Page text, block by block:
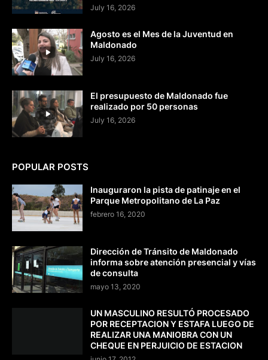
July 16, 2026
Agosto es el Mes de la Juventud en
Maldonado
July 16, 2026
El presupuesto de Maldonado fue
realizado por 50 personas
July 16, 2026
POPULAR POSTS
Inauguraron la pista de patinaje en el
Parque Metropolitano de La Paz
febrero 16, 2020
Dirección de Tránsito de Maldonado
informa sobre atención presencial y vías
de consulta
mayo 13, 2020
UN MASCULINO RESULTÓ PROCESADO
POR RECEPTACION Y ESTAFA LUEGO DE
REALIZAR UNA MANIOBRA CON UN
CHEQUE EN PERJUICIO DE ESTACION